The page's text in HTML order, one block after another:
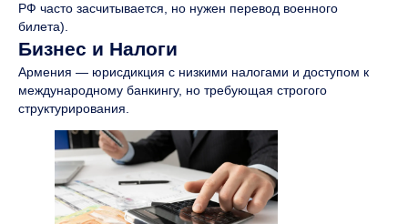
РФ часто засчитывается, но нужен перевод военного
билета).
Бизнес и Налоги
Армения — юрисдикция с низкими налогами и доступом к
международному банкингу, но требующая строгого
структурирования.